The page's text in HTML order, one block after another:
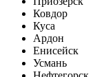
Ковдор
Куса
Ардон
Енисейск
Усмань